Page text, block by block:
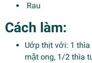
Rau
Cách làm:
Uớp thịt với: 1
mật ong, 1/2 thìa